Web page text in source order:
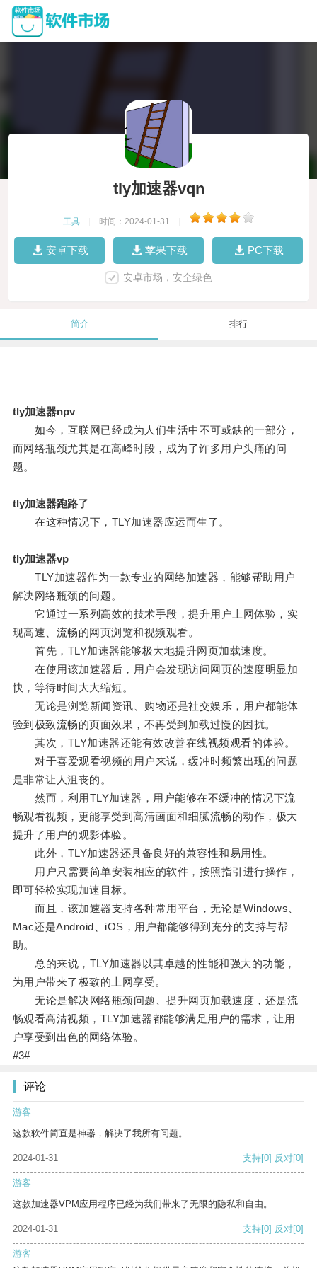
tly加速器vqn
工具 时间：2024-01-31
安卓下载 苹果下载 PC下载
安卓市场，安全绿色
简介 排行
tly加速器npv
如今，互联网已经成为人们生活中不可或缺的一部分，
而网络瓶颈尤其是在高峰时段，成为了许多用户头痛的问
题。
tly加速器跑路了
在这种情况下，TLY加速器应运而生了。
tly加速器vp
TLY加速器作为一款专业的网络加速器，能够帮助用户
解决网络瓶颈的问题。
它通过一系列高效的技术手段，提升用户上网体验，实
现高速、流畅的网页浏览和视频观看。
首先，TLY加速器能够极大地提升网页加载速度。
在使用该加速器后，用户会发现访问网页的速度明显加
快，等待时间大大缩短。
无论是浏览新闻资讯、购物还是社交娱乐，用户都能体
验到极致流畅的页面效果，不再受到加载过慢的困扰。
其次，TLY加速器还能有效改善在线视频观看的体验。
对于喜爱观看视频的用户来说，缓冲时频繁出现的问题
是非常让人沮丧的。
然而，利用TLY加速器，用户能够在不缓冲的情况下流
畅观看视频，更能享受到高清画面和细腻流畅的动作，极大
提升了用户的观影体验。
此外，TLY加速器还具备良好的兼容性和易用性。
用户只需要简单安装相应的软件，按照指引进行操作，
即可轻松实现加速目标。
而且，该加速器支持各种常用平台，无论是Windows、
Mac还是Android、iOS，用户都能够得到充分的支持与帮
助。
总的来说，TLY加速器以其卓越的性能和强大的功能，
为用户带来了极致的上网享受。
无论是解决网络瓶颈问题、提升网页加载速度，还是流
畅观看高清视频，TLY加速器都能够满足用户的需求，让用
户享受到出色的网络体验。
#3#
评论
游客
这款软件简直是神器，解决了我所有问题。
2024-01-31 支持[0] 反对[0]
游客
这款加速器VPM应用程序已经为我们带来了无限的隐私和自由。
2024-01-31 支持[0] 反对[0]
游客